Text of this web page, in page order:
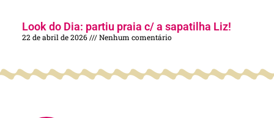
Look do Dia: partiu praia c/ a sapatilha Liz!
22 de abril de 2026 Nenhum comentário